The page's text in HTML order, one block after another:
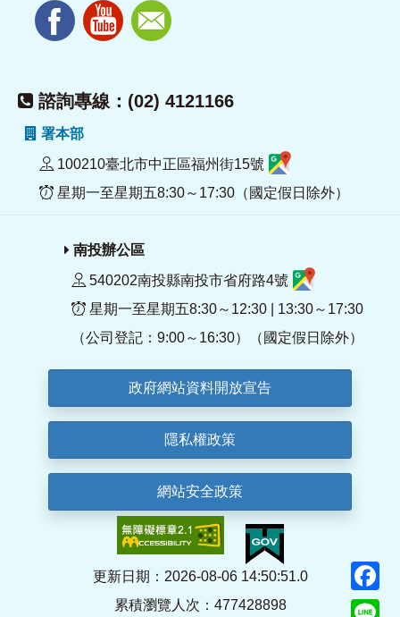
諮詢專線：(02) 4121166
署本部
100210臺北市中正區福州街15號
星期一至星期五8:30～17:30（國定假日除外）
南投辦公區
540202南投縣南投市省府路4號
星期一至星期五8:30～12:30 | 13:30～17:30
（公司登記：9:00～16:30）（國定假日除外）
政府網站資料開放宣告
隱私權政策
網站安全政策
更新日期：2026-08-06 14:50:51.0
累積瀏覽人次：477428898